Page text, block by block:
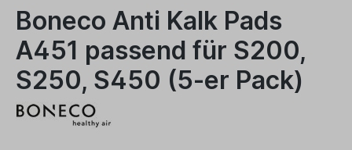
Boneco Anti Kalk Pads
A451 passend für S200,
S250, S450 (5-er Pack)